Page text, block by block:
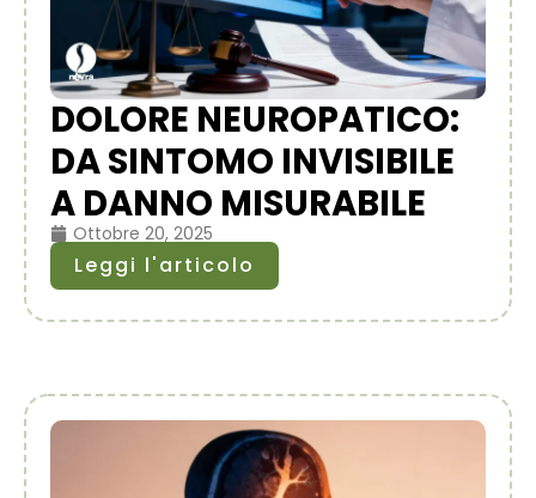
DOLORE NEUROPATICO:
DA SINTOMO INVISIBILE
A DANNO MISURABILE
Ottobre 20, 2025
Leggi l'articolo